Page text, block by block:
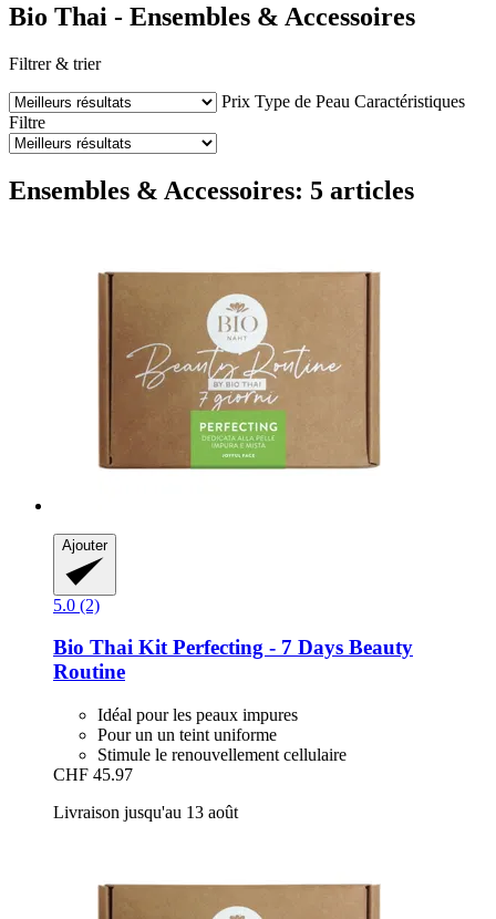
Bio Thai - Ensembles & Accessoires
Filtrer & trier
Prix Type de Peau Caractéristiques
Filtre
Ensembles & Accessoires: 5 articles
Ajouter
5.0 (2)
Bio Thai Kit Perfecting -​ 7 Days Beauty
Routine
Idéal pour les peaux impures
Pour un un teint uniforme
Stimule le renouvellement cellulaire
CHF 45.97
Livraison jusqu'au 13 août